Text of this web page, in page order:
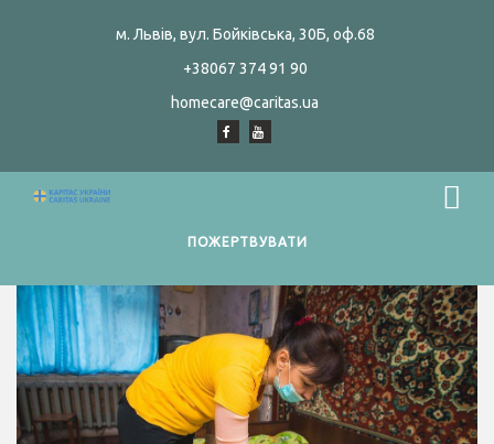
м. Львів, вул. Бойківська, 30Б, оф.68
+38067 374 91 90
homecare@caritas.ua
ПОЖЕРТВУВАТИ